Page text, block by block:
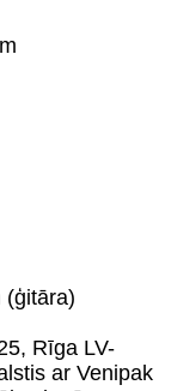
(ģitāra)
Rīga LV-
ar Venipak